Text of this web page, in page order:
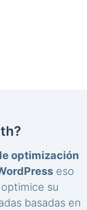
optimización
eso
su
basadas en